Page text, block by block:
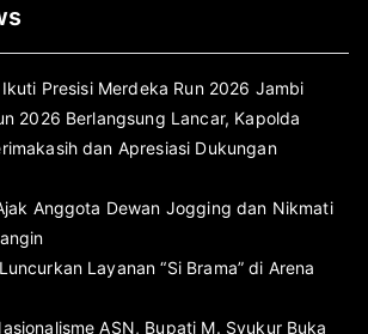
Presisi Merdeka Run 2026 Jambi
2026 Berlangsung Lancar, Kapolda
dan Apresiasi Dukungan
Anggota Dewan Jogging dan Nikmati
Layanan “Si Brama” di Arena
ASN, Bupati M. Syukur Buka